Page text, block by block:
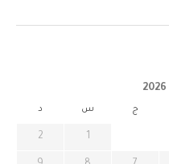
ج س د
1
2